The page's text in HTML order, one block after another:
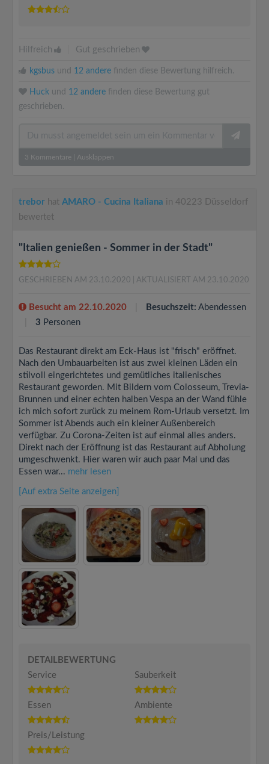
Hilfreich Gut geschrieben
kgsbus und 12 andere finden diese Bewertung hilfreich.
Huck und 12 andere finden diese Bewertung gut
geschrieben.
3 Kommentare Ausklappen
trebor hat AMARO - Cucina Italiana in 40223 Düsseldorf
bewertet
"Italien genießen - Sommer in der Stadt"
GESCHRIEBEN AM 23.10.2020 | AKTUALISIERT AM 23.10.2020
Besucht am 22.10.2020 Besuchszeit: Abendessen
3 Personen
Das Restaurant direkt am Eck-Haus ist "frisch" eröffnet.
Nach den Umbauarbeiten ist aus zwei kleinen Läden ein
stilvoll eingerichtetes und gemütliches italienisches
Restaurant geworden. Mit Bildern vom Colosseum, Trevia-
Brunnen und einer echten halben Vespa an der Wand fühle
ich mich sofort zurück zu meinem Rom-Urlaub versetzt. Im
Sommer ist Abends auch ein kleiner Außenbereich
verfügbar. Zu Corona-Zeiten ist auf einmal alles anders.
Direkt nach der Eröffnung ist das Restaurant auf Abholung
umgeschwenkt. Hier waren wir auch paar Mal und das
Essen war... mehr lesen
[Auf extra Seite anzeigen]
DETAILBEWERTUNG
Service
Sauberkeit
Essen Ambiente
Preis/Leistung